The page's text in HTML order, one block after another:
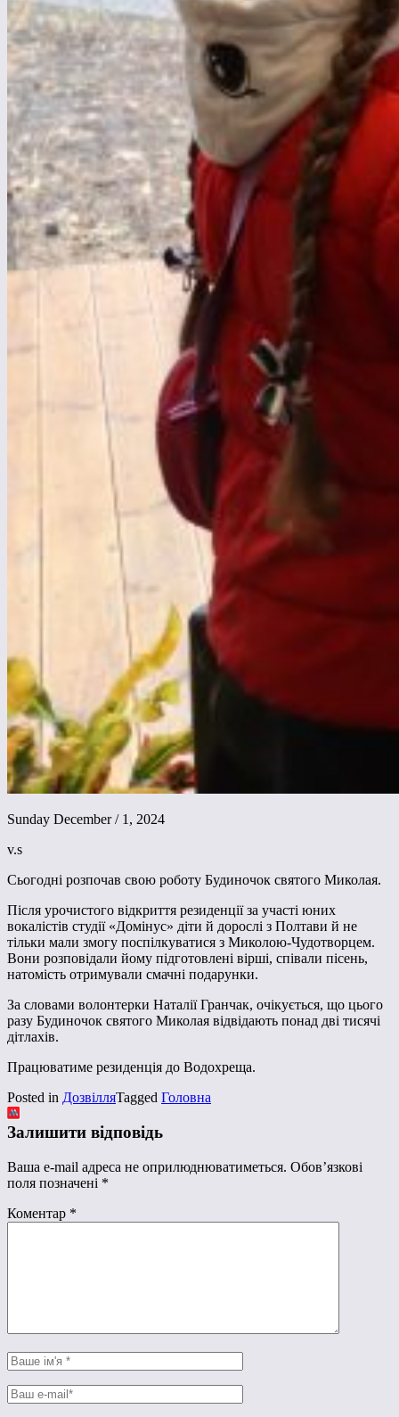
Sunday December / 1, 2024
v.s
Сьогодні розпочав свою роботу Будиночок святого Миколая.
Після урочистого відкриття резиденції за участі юних
вокалістів студії «Домінус» діти й дорослі з Полтави й не
тільки мали змогу поспілкуватися з Миколою-Чудотворцем.
Вони розповідали йому підготовлені вірші, співали пісень,
натомість отримували смачні подарунки.
За словами волонтерки Наталії Гранчак, очікується, що цього
разу Будиночок святого Миколая відвідають понад дві тисячі
дітлахів.
Працюватиме резиденція до Водохреща.
Posted in ДозвілляTagged Головна
Залишити відповідь
Ваша e-mail адреса не оприлюднюватиметься. Обов’язкові
поля позначені *
Коментар *